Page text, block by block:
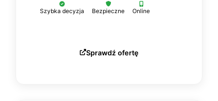
Szybka decyzja Bezpieczne Online
Sprawdź ofertę